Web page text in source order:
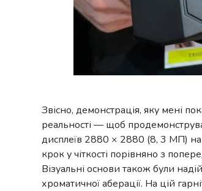
Звісно, ​​демонстрація, яку мені
реальності — щоб
дисплеїв 2880 × 2880 (8, 3 МП)
крок у чіткості порівняно з
Візуальні основи також були
хроматичної аберації. На цій